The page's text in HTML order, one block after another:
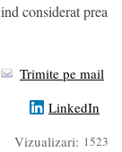
considerat prea
Trimite pe mail
LinkedIn
Vizualizari: 1523